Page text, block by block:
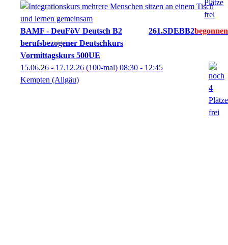
BAMF - DeuFöV Deutsch B2
berufsbezogener Deutschkurs
Vormittagskurs 500UE
261.SDEBB2
15.06.26 - 17.12.26 (100-mal) 08:30 - 12:45
Kempten (Allgäu)